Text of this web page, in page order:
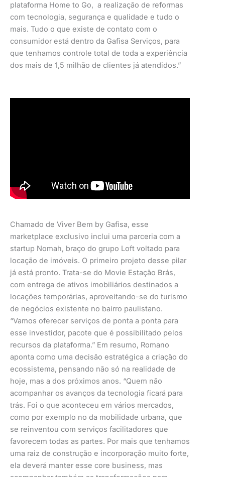
plataforma Home to Go, a realização de reformas
com tecnologia, segurança e qualidade e tudo o
mais. Tudo o que existe de contato com o
consumidor está dentro da Gafisa Serviços, para
que tenhamos controle total de toda a experiência
dos mais de 1,5 milhão de clientes já atendidos.”
Chamado de Viver Bem by Gafisa, esse
marketplace exclusivo inclui uma parceria com a
startup Nomah, braço do grupo Loft voltado para
locação de imóveis. O primeiro projeto desse pilar
já está pronto. Trata-se do Movie Estação Brás,
com entrega de ativos imobiliários destinados a
locações temporárias, aproveitando-se do turismo
de negócios existente no bairro paulistano.
“Vamos oferecer serviços de ponta a ponta para
esse investidor, pacote que é possibilitado pelos
recursos da plataforma.” Em resumo, Romano
aponta como uma decisão estratégica a criação do
ecossistema, pensando não só na realidade de
hoje, mas a dos próximos anos. “Quem não
acompanhar os avanços da tecnologia ficará para
trás. Foi o que aconteceu em vários mercados,
como por exemplo no da mobilidade urbana, que
se reinventou com serviços facilitadores que
favorecem todas as partes. Por mais que tenhamos
uma raiz de construção e incorporação muito forte,
ela deverá manter esse core business, mas